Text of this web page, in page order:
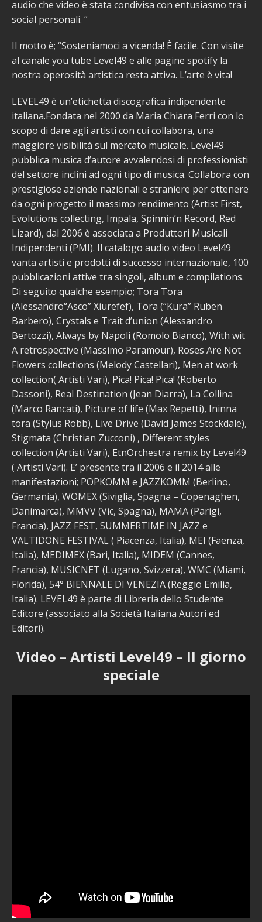
audio che video è stata condivisa con entusiasmo tra i
social personali. “
Il motto è; “Sosteniamoci a vicenda! È facile. Con visite
al canale you tube Level49 e alle pagine spotify la
nostra operosità artistica resta attiva. L’arte è vita!
LEVEL49 è un’etichetta discografica indipendente
italiana.Fondata nel 2000 da Maria Chiara Ferri con lo
scopo di dare agli artisti con cui collabora, una
maggiore visibilità sul mercato musicale. Level49
pubblica musica d’autore avvalendosi di professionisti
del settore inclini ad ogni tipo di musica. Collabora con
prestigiose aziende nazionali e straniere per ottenere
da ogni progetto il massimo rendimento (Artist First,
Evolutions collecting, Impala, Spinnin’n Record, Red
Lizard), dal 2006 è associata a Produttori Musicali
Indipendenti (PMI). Il catalogo audio video Level49
vanta artisti e prodotti di successo internazionale, 100
pubblicazioni attive tra singoli, album e compilations.
Di seguito qualche esempio; Tora Tora
(Alessandro“Asco” Xiurefef), Tora (“Kura” Ruben
Barbero), Crystals e Trait d’union (Alessandro
Bertozzi), Always by Napoli (Romolo Bianco), With wit
A retrospective (Massimo Paramour), Roses Are Not
Flowers collections (Melody Castellari), Men at work
collection( Artisti Vari), Pica! Pica! Pica! (Roberto
Dassoni), Real Destination (Jean Diarra), La Collina
(Marco Rancati), Picture of life (Max Repetti), Ininna
tora (Stylus Robb), Live Drive (David James Stockdale),
Stigmata (Christian Zucconi) , Different styles
collection (Artisti Vari), EtnOrchestra remix by Level49
( Artisti Vari). E’ presente tra il 2006 e il 2014 alle
manifestazioni; POPKOMM e JAZZKOMM (Berlino,
Germania), WOMEX (Siviglia, Spagna – Copenaghen,
Danimarca), MMVV (Vic, Spagna), MAMA (Parigi,
Francia), JAZZ FEST, SUMMERTIME IN JAZZ e
VALTIDONE FESTIVAL ( Piacenza, Italia), MEI (Faenza,
Italia), MEDIMEX (Bari, Italia), MIDEM (Cannes,
Francia), MUSICNET (Lugano, Svizzera), WMC (Miami,
Florida), 54° BIENNALE DI VENEZIA (Reggio Emilia,
Italia). LEVEL49 è parte di Libreria dello Studente
Editore (associato alla Società Italiana Autori ed
Editori).
Video – Artisti Level49 – Il giorno
speciale